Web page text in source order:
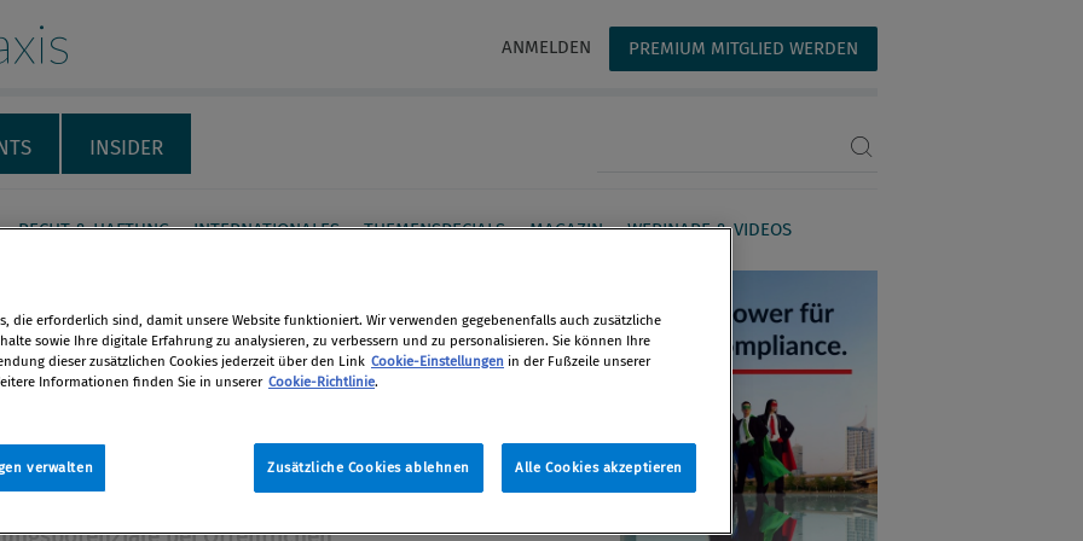
ANMELDEN PREMIUM MITGLIED WERDEN
INSIDER
RECHT & HAFTUNG INTERNATIONALES THEMENSPECIALS MAGAZIN WEBINARE & VIDEOS
kann man
neue ersetzen“
der Spitze der Porr. Wir sprachen mit
Compliance-Management,
die erforderlich sind, damit unsere Website funktioniert. Wir verwenden gegebenenfalls auch zusätzliche
sowie Ihre digitale Erfahrung zu analysieren, zu verbessern und zu personalisieren. Sie können Ihre
dieser zusätzlichen Cookies jederzeit über den Link Cookie-Einstellungen in der Fußzeile unserer
Informationen finden Sie in unserer Cookie-Richtlinie.
Zusätzliche Cookies ablehnen Alle Cookies akzeptieren
verwalten